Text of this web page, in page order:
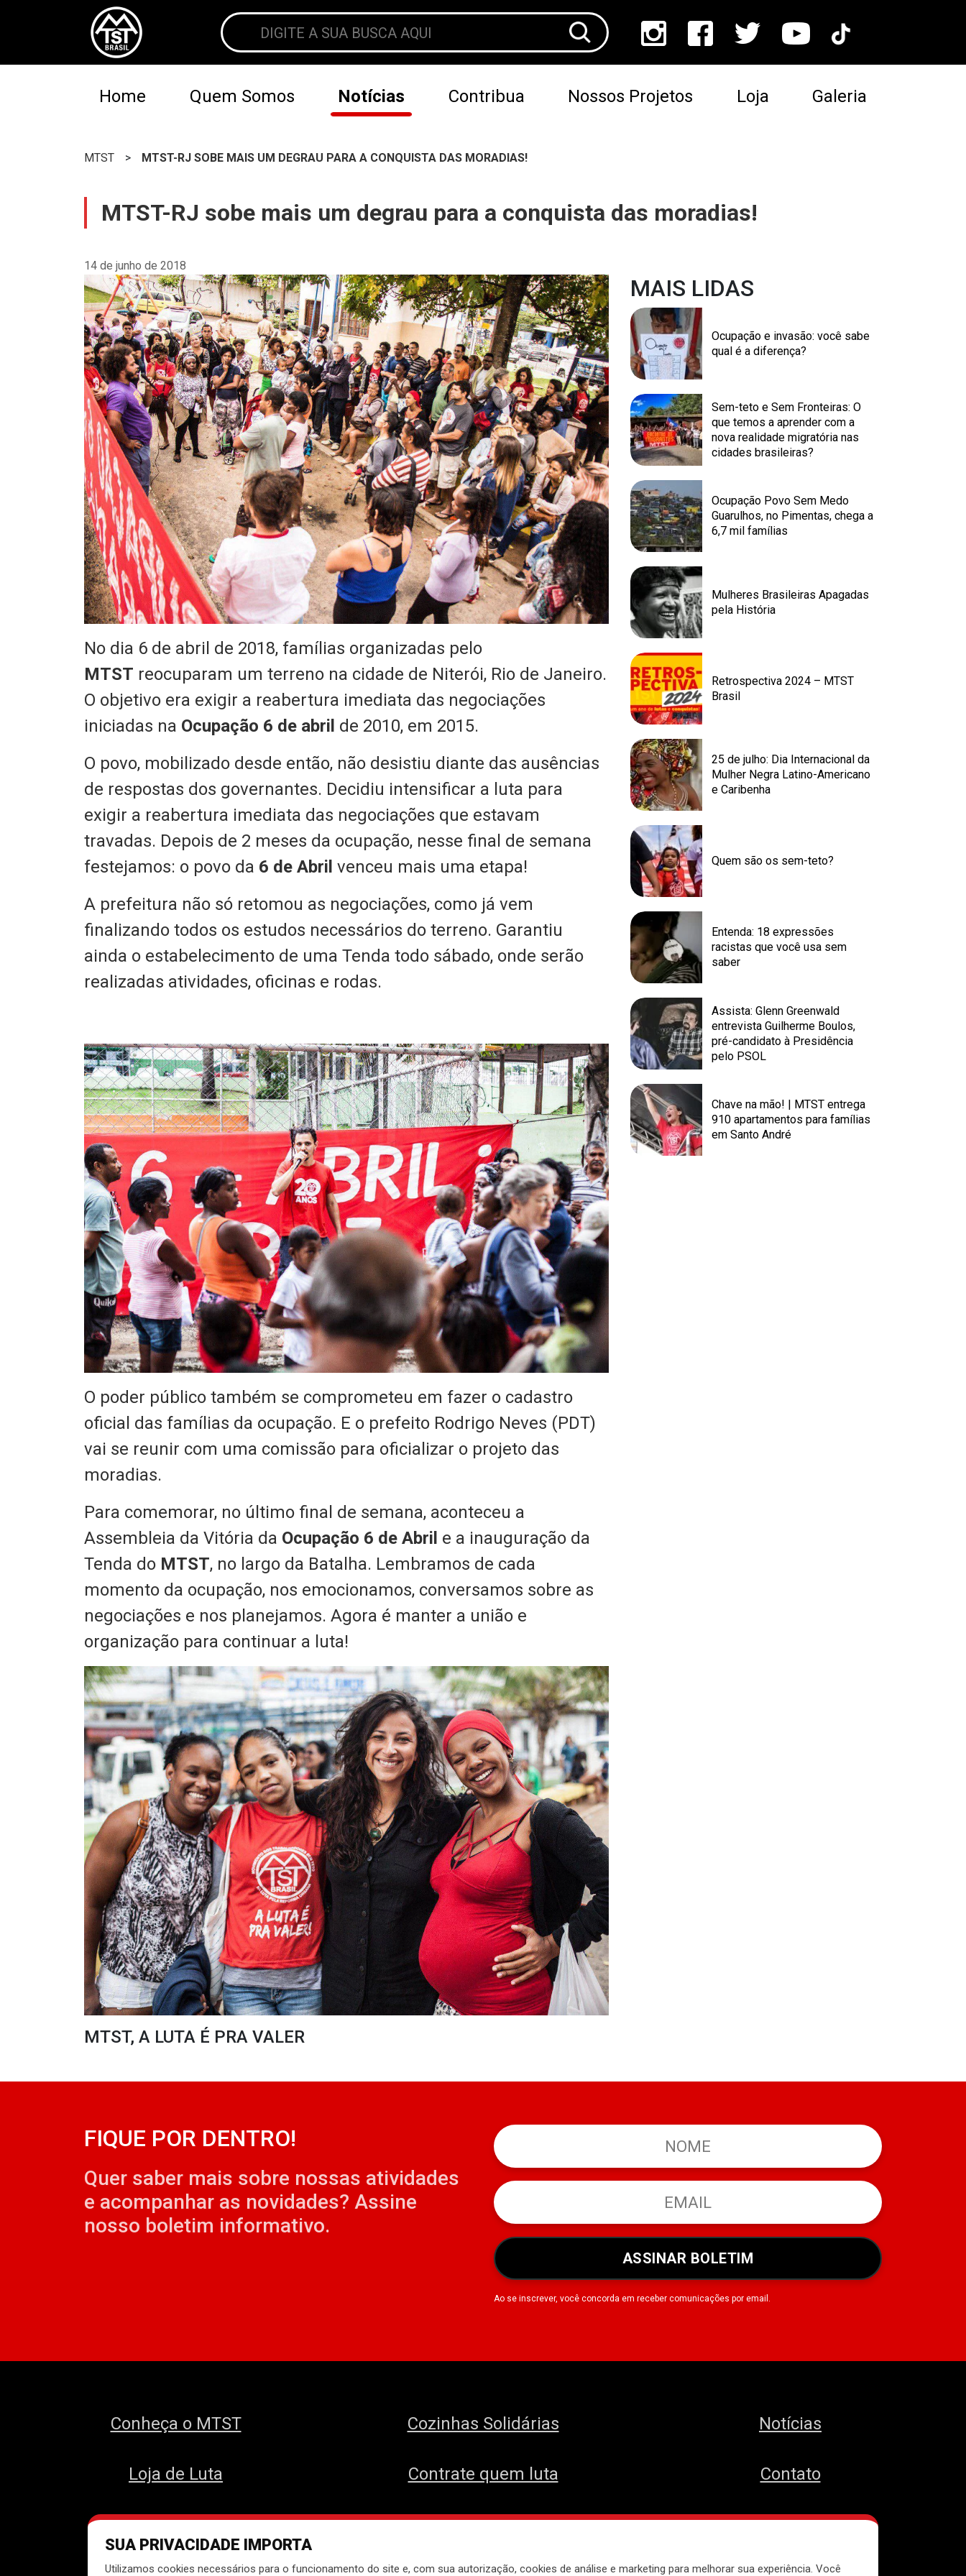
Home Quem Somos Notícias Contribua Nossos Projetos Loja Galeria
MTST > MTST-RJ SOBE MAIS UM DEGRAU PARA A CONQUISTA DAS MORADIAS!
MTST-RJ sobe mais um degrau para a conquista das moradias!
14 de junho de 2018
No dia 6 de abril de 2018, famílias organizadas pelo
MTST reocuparam um terreno na cidade de Niterói, Rio de Janeiro.
O objetivo era exigir a reabertura imediata das negociações
iniciadas na Ocupação 6 de abril de 2010, em 2015.
O povo, mobilizado desde então, não desistiu diante das ausências
de respostas dos governantes. Decidiu intensificar a luta para
exigir a reabertura imediata das negociações que estavam
travadas. Depois de 2 meses da ocupação, nesse final de semana
festejamos: o povo da 6 de Abril venceu mais uma etapa!
A prefeitura não só retomou as negociações, como já vem
finalizando todos os estudos necessários do terreno. Garantiu
ainda o estabelecimento de uma Tenda todo sábado, onde serão
realizadas atividades, oficinas e rodas.
O poder público também se comprometeu em fazer o cadastro
oficial das famílias da ocupação. E o prefeito Rodrigo Neves (PDT)
vai se reunir com uma comissão para oficializar o projeto das
moradias.
Para comemorar, no último final de semana, aconteceu a
Assembleia da Vitória da Ocupação 6 de Abril e a inauguração da
Tenda do MTST, no largo da Batalha. Lembramos de cada
momento da ocupação, nos emocionamos, conversamos sobre as
negociações e nos planejamos. Agora é manter a união e
organização para continuar a luta!
MTST, A LUTA É PRA VALER
MAIS LIDAS
Ocupação e invasão: você sabe
qual é a diferença?
Sem-teto e Sem Fronteiras: O
que temos a aprender com a
nova realidade migratória nas
cidades brasileiras?
Ocupação Povo Sem Medo
Guarulhos, no Pimentas, chega a
6,7 mil famílias
Mulheres Brasileiras Apagadas
pela História
Retrospectiva 2024 – MTST
Brasil
25 de julho: Dia Internacional da
Mulher Negra Latino-Americano
e Caribenha
Quem são os sem-teto?
Entenda: 18 expressões
racistas que você usa sem
saber
Assista: Glenn Greenwald
entrevista Guilherme Boulos,
pré-candidato à Presidência
pelo PSOL
Chave na mão! | MTST entrega
910 apartamentos para famílias
em Santo André
SUA PRIVACIDADE IMPORTA
Utilizamos cookies necessários para o funcionamento do site e, com sua autorização, cookies de análise e marketing para melhorar sua experiência. Você
FIQUE POR DENTRO!
Quer saber mais sobre nossas atividades
e acompanhar as novidades? Assine
nosso boletim informativo.
ASSINAR BOLETIM
Ao se inscrever, você concorda em receber comunicações por email.
Conheça o MTST
Loja de Luta
Cozinhas Solidárias
Contrate quem luta
Notícias
Contato
Desenvolvido pelo